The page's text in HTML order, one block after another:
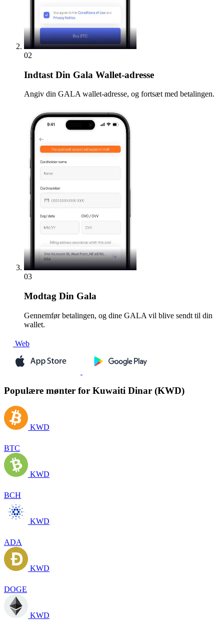
02
Indtast Din Gala Wallet-adresse
Angiv din GALA wallet-adresse, og fortsæt med betalingen.
03
Modtag Din Gala
Gennemfør betalingen, og dine GALA vil blive sendt til din
wallet.
Web
Populære mønter for Kuwaiti Dinar (KWD)
KWD
BTC
KWD
BCH
KWD
ADA
KWD
DOGE
KWD